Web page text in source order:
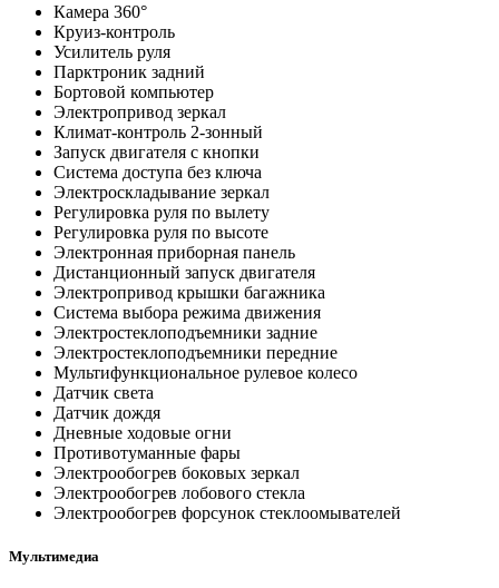
Камера 360°
Круиз-контроль
Усилитель руля
Парктроник задний
Бортовой компьютер
Электропривод зеркал
Климат-контроль 2-зонный
Запуск двигателя с кнопки
Система доступа без ключа
Электроскладывание зеркал
Регулировка руля по вылету
Регулировка руля по высоте
Электронная приборная панель
Дистанционный запуск двигателя
Электропривод крышки багажника
Система выбора режима движения
Электростеклоподъемники задние
Электростеклоподъемники передние
Мультифункциональное рулевое колесо
Датчик света
Датчик дождя
Дневные ходовые огни
Противотуманные фары
Электрообогрев боковых зеркал
Электрообогрев лобового стекла
Электрообогрев форсунок стеклоомывателей
Мультимедиа